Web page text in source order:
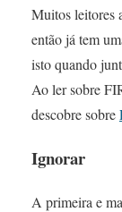
Muitos leitores
então já tem
isto quando
Ao ler sobre
descobre sobre
Ignorar
A primeira e